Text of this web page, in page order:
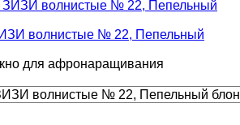
волнистые № 22, Пепельный
для афронаращивания